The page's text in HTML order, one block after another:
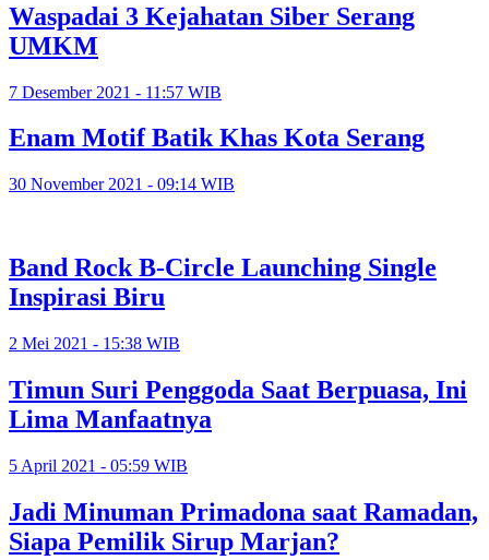
Waspadai 3 Kejahatan Siber Serang
UMKM
7 Desember 2021 - 11:57 WIB
Enam Motif Batik Khas Kota Serang
30 November 2021 - 09:14 WIB
Band Rock B-Circle Launching Single
Inspirasi Biru
2 Mei 2021 - 15:38 WIB
Timun Suri Penggoda Saat Berpuasa, Ini
Lima Manfaatnya
5 April 2021 - 05:59 WIB
Jadi Minuman Primadona saat Ramadan,
Siapa Pemilik Sirup Marjan?